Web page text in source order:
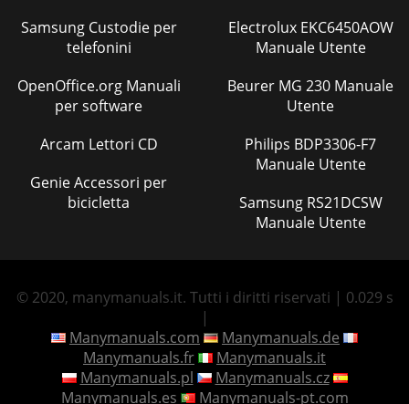
Samsung Custodie per
telefonini
OpenOffice.org Manuali
per software
Arcam Lettori CD
Genie Accessori per
bicicletta
Electrolux EKC6450AOW
Manuale Utente
Beurer MG 230 Manuale
Utente
Philips BDP3306-F7
Manuale Utente
Samsung RS21DCSW
Manuale Utente
© 2020, manymanuals.it. Tutti i diritti riservati | 0.029 s
|
Manymanuals.com
Manymanuals.de
Manymanuals.fr
Manymanuals.it
Manymanuals.pl
Manymanuals.cz
Manymanuals.es
Manymanuals-pt.com